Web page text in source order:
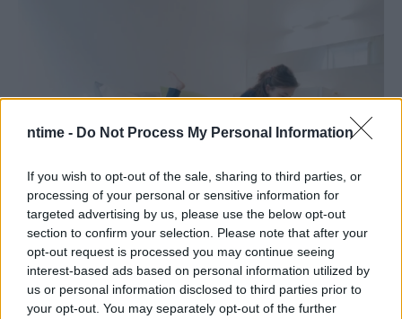
ntime - Do Not Process My Personal Information
If you wish to opt-out of the sale, sharing to third parties, or
processing of your personal or sensitive information for
targeted advertising by us, please use the below opt-out
section to confirm your selection. Please note that after your
opt-out request is processed you may continue seeing
interest-based ads based on personal information utilized by
us or personal information disclosed to third parties prior to
your opt-out. You may separately opt-out of the further